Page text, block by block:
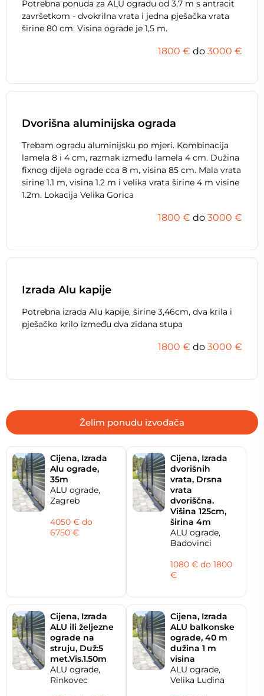
Potrebna ponuda za ALU ogradu od 3,7 m s antracit
završetkom - dvokrilna vrata i jedna pješačka vrata
širine 80 cm. Visina ograde je 1,5 m.
1800 € do 3000 €
Dvorišna aluminijska ograda
Trebam ogradu aluminijsku po mjeri. Kombinacija
lamela 8 i 4 cm, razmak između lamela 4 cm. Dužina
fixnog dijela ograde cca 8 m, visina 85 cm. Mala vrata
sirine 1.1 m, visina 1.2 m i velika vrata širine 4 m visine
1.2m. Lokacija Velika Gorica
1800 € do 3000 €
Izrada Alu kapije
Potrebna izrada Alu kapije, širine 3,46cm, dva krila i
pješačko krilo između dva zidana stupa
1800 € do 3000 €
Želim ponudu izvođača
Cijena, Izrada
Alu ograde,
35m
ALU ograde,
Zagreb
4050 € do
6750 €
Cijena, Izrada
dvorišnih
vrata, Drsna
vrata
dvoriščna.
Višina 125cm,
širina 4m
ALU ograde,
Badovinci
1080 € do 1800
€
Cijena, Izrada
ALU ili željezne
ograde na
struju, Duž:5
met.Vis.1.50m
ALU ograde,
Rinkovec
Cijena, Izrada
ALU balkonske
ograde, 40 m
dužina 1 m
visina
ALU ograde,
Velika Ludina